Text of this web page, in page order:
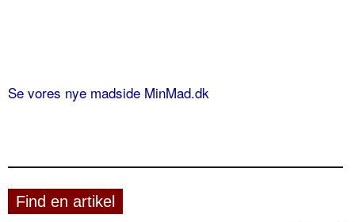
Se vores nye madside MinMad.dk
Find en artikel